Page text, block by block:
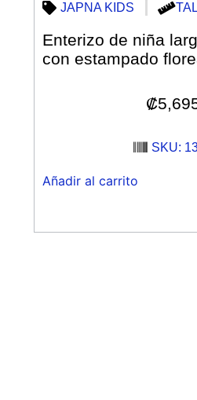
JAPNA KIDS
Enterizo de niña
con estampado
₡
SKU:
Añadir al carrito